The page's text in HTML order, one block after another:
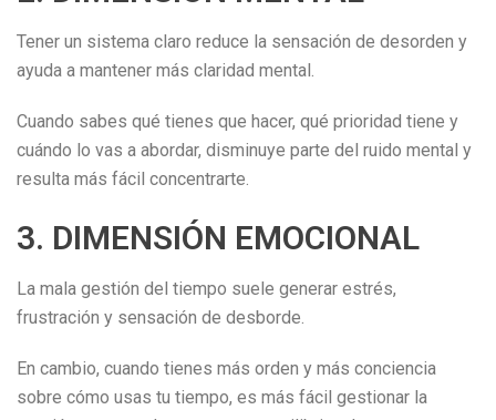
Tener un sistema claro reduce la sensación de desorden y
ayuda a mantener más claridad mental.
Cuando sabes qué tienes que hacer, qué prioridad tiene y
cuándo lo vas a abordar, disminuye parte del ruido mental y
resulta más fácil concentrarte.
3. DIMENSIÓN EMOCIONAL
La mala gestión del tiempo suele generar estrés,
frustración y sensación de desborde.
En cambio, cuando tienes más orden y más conciencia
sobre cómo usas tu tiempo, es más fácil gestionar la